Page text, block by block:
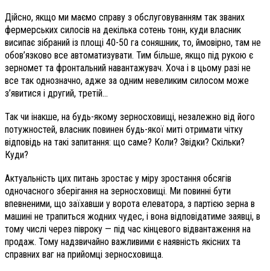
Дійсно, якщо ми маємо справу з обслуговуванням так званих
фермерських силосів на декілька сотень тонн, куди власник
висипає зібраний із площі 40-50 га соняшник, то, ймовірно, там не
обов’язково все автоматизувати. Тим більше, якщо під рукою є
зерномет та фронтальний навантажувач. Хоча і в цьому разі не
все так однозначно, адже за одним невеликим силосом може
з’явитися і другий, третій…
Так чи інакше, на будь-якому зерносховищі, незалежно від його
потужностей, власник повинен будь-якої миті отримати чітку
відповідь на такі запитання: що саме? Коли? Звідки? Скільки?
Куди?
Актуальність цих питань зростає у міру зростання обсягів
одночасного зберігання на зерносховищі. Ми повинні бути
впевненими, що заїхавши у ворота елеватора, з партією зерна в
машині не трапиться жодних чудес, і вона відповідатиме заявці, в
тому числі через півроку — під час кінцевого відвантаження на
продаж. Тому надзвичайно важливими є наявність якісних та
справних ваг на прийомці зерносховища.